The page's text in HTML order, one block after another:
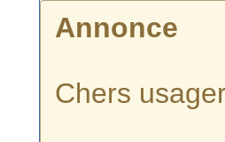
Annonce
Chers